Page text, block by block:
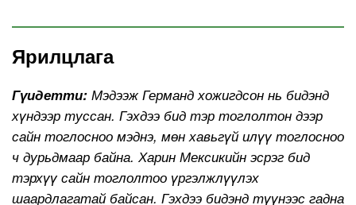
Ярилцлага
Гүидетти: Мэдээж Германд хожигдсон нь бидэнд
хүндээр туссан. Гэхдээ бид тэр тоглолтон дээр
сайн тоглосноо мэднэ, мөн хавьгүй илүү тоглосноо
ч дурьдмаар байна. Харин Мексикийн эсрэг бид
тэрхүү сайн тоглолтоо үргэлжлүүлэх
шаардлагатай байсан. Гэхдээ бидэнд түүнээс гадна